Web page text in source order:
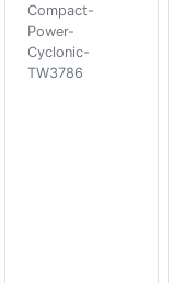
Compact-
Power-
Cyclonic-
TW3786